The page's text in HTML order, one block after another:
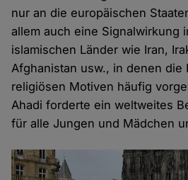
nur an die europäischen
allem auch eine Signalwirkung
islamischen Länder wie Iran,
Afghanistan usw., in denen die
religiösen Motiven häufig
Ahadi forderte ein weltweites
für alle Jungen und Mädchen